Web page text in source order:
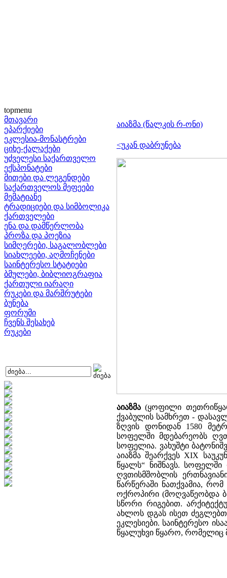
topmenu
მთავარი
ეპარქიები
ეკლესია-მონასტრები
ციხე-ქალაქები
უძველესი საქართველო
ექსპონატები
მითები და ლეგენდები
საქართველოს მეფეები
მემატიანე
ტრადიციები და სიმბოლიკა
ქართველები
ენა და დამწერლობა
პროზა და პოეზია
სიმღერები, საგალობლები
სიახლეები, აღმოჩენები
საინტერესო სტატიები
ბმულები, ბიბლიოგრაფია
ქართული იარაღი
რუკები და მარშრუტები
ბუნება
ფორუმი
ჩვენს შესახებ
რუკები
აიაზმა (წალკის რ-ონი)
<უკან დაბრუნება
აიაზმა (ყოფილი
ქვაბულის სამხრეთ -
ზღვის დონიდან 1580
სოფელში მდებარეობს
სოფელია. ვახუშტი
აიაზმა შეარქვეს XIX
წყალს“ ნიშნავს.
ღვთისმშობლის
წარწერაში ნათქვამია,
ოქროპირი (მოღვაწეობდა
სწორი რიგებით.
ახლოს დგას ისეთ
ეკლესიები. საინტერესო
წყალუხვი წყარო, რომელიც